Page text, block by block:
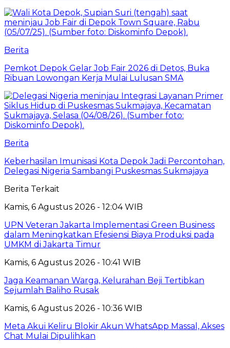
Berita
Pemkot Depok Gelar Job Fair 2026 di Detos, Buka
Ribuan Lowongan Kerja Mulai Lulusan SMA
Berita
Keberhasilan Imunisasi Kota Depok Jadi Percontohan,
Delegasi Nigeria Sambangi Puskesmas Sukmajaya
Berita Terkait
Kamis, 6 Agustus 2026 - 12:04 WIB
UPN Veteran Jakarta Implementasi Green Business
dalam Meningkatkan Efesiensi Biaya Produksi pada
UMKM di Jakarta Timur
Kamis, 6 Agustus 2026 - 10:41 WIB
Jaga Keamanan Warga, Kelurahan Beji Tertibkan
Sejumlah Baliho Rusak
Kamis, 6 Agustus 2026 - 10:36 WIB
Meta Akui Keliru Blokir Akun WhatsApp Massal, Akses
Chat Mulai Dipulihkan